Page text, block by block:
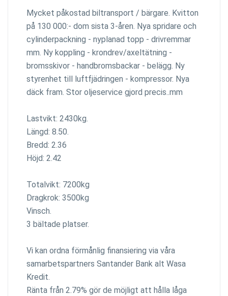
Mycket påkostad biltransport / bärgare. Kvitton
på 130 000:- dom sista 3-åren. Nya spridare och
cylinderpackning - nyplanad topp - drivremmar
mm. Ny koppling - krondrev/axeltätning -
bromsskivor - handbromsbackar - belägg. Ny
styrenhet till luftfjädringen - kompressor. Nya
däck fram. Stor oljeservice gjord precis..mm
Lastvikt: 2430kg.
Längd: 8.50.
Bredd: 2.36
Höjd: 2.42
Totalvikt: 7200kg
Dragkrok: 3500kg
Vinsch.
3 bältade platser.
Vi kan ordna förmånlig finansiering via våra
samarbetspartners Santander Bank alt Wasa
Kredit.
Ränta från 2.79% gör de möjligt att hålla låga